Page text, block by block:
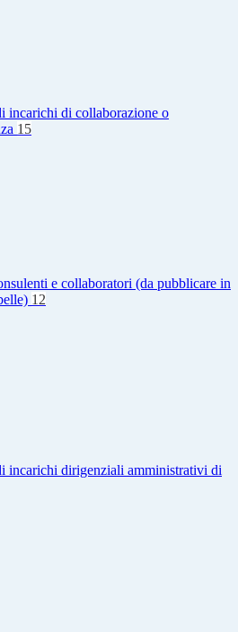
incarichi di collaborazione o
15
e collaboratori (da pubblicare in
12
incarichi dirigenziali amministrativi di